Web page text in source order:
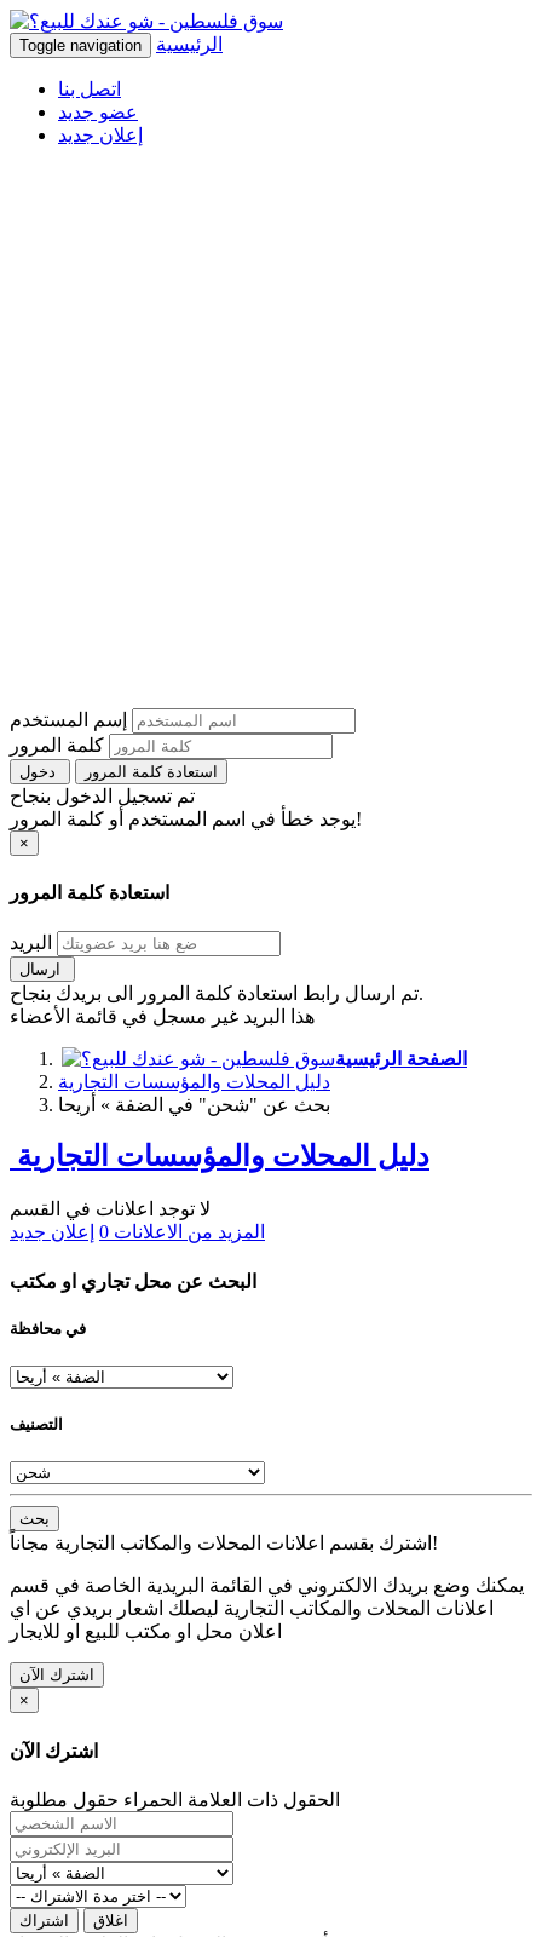
Toggle navigation الرئيسية
اتصل بنا
عضو جديد
إعلان جديد
إسم المستخدم
كلمة المرور
استعادة كلمة المرور
تم تسجيل الدخول بنجاح
يوجد خطأ في اسم المستخدم أو كلمة المرور!
×
استعادة كلمة المرور
البريد
تم ارسال رابط استعادة كلمة المرور الى بريدك بنجاح.
هذا البريد غير مسجل في قائمة الأعضاء
الصفحة الرئيسية
دليل المحلات والمؤسسات التجارية
بحث عن "شحن" في الضفة » أريحا
دليل المحلات والمؤسسات التجارية
لا توجد اعلانات في القسم
المزيد من الاعلانات 0 إعلان جديد
البحث عن محل تجاري او مكتب
في محافظة
التصنيف
بحث
اشترك بقسم اعلانات المحلات والمكاتب التجارية مجاناً!
يمكنك وضع بريدك الالكتروني في القائمة البريدية الخاصة في قسم
اعلانات المحلات والمكاتب التجارية ليصلك اشعار بريدي عن اي
اعلان محل او مكتب للبيع او للايجار
اشترك الآن
×
اشترك الآن
الحقول ذات العلامة الحمراء حقول مطلوبة
اشتراك اغلاق